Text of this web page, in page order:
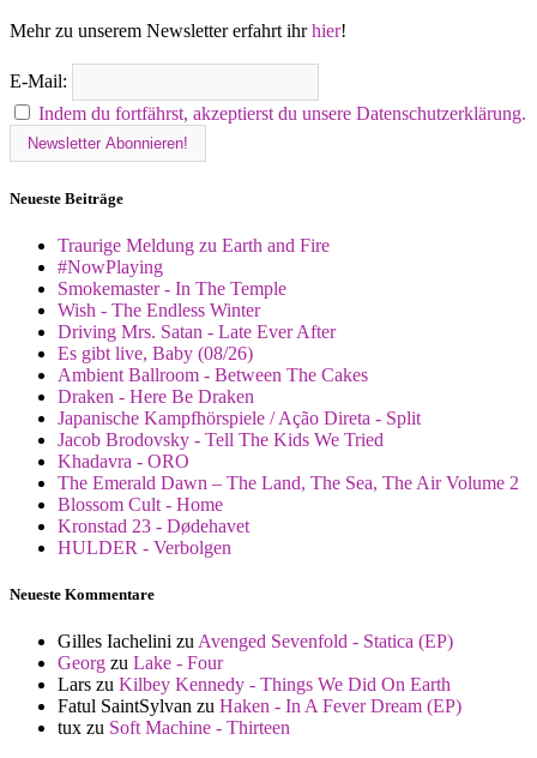
Mehr zu unserem Newsletter erfahrt ihrhier!
E-Mail:
Indem du fortfährst, akzeptierst du unsere Datenschutzerklärung.
Neueste Beiträge
Traurige Meldung zu Earth and Fire
#NowPlaying
Smokemaster - In The Temple
Wish - The Endless Winter
Driving Mrs. Satan - Late Ever After
Es gibt live, Baby (08/26)
Ambient Ballroom - Between The Cakes
Draken - Here Be Draken
Japanische Kampfhörspiele / Ação Direta - Split
Jacob Brodovsky - Tell The Kids We Tried
Khadavra - ORO
The Emerald Dawn – The Land, The Sea, The Air Volume 2
Blossom Cult - Home
Kronstad 23 - Dødehavet
HULDER - Verbolgen
Neueste Kommentare
Gilles Iachelini zu Avenged Sevenfold - Statica (EP)
Georg zu Lake - Four
Lars zu Kilbey Kennedy - Things We Did On Earth
Fatul SaintSylvan zu Haken - In A Fever Dream (EP)
tux zu Soft Machine - Thirteen